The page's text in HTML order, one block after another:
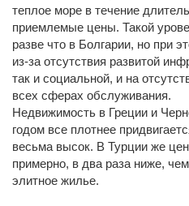
теплое море в течение
приемлемые цены. Такой
разве что в Болгарии, но при
из-за отсутствия развитой
так и социальной, и на
всех сферах обслуживания.
Недвижимость в Греции и
годом все плотнее
весьма высок. В Турции же
примерно, в два раза ниже,
элитное жилье.